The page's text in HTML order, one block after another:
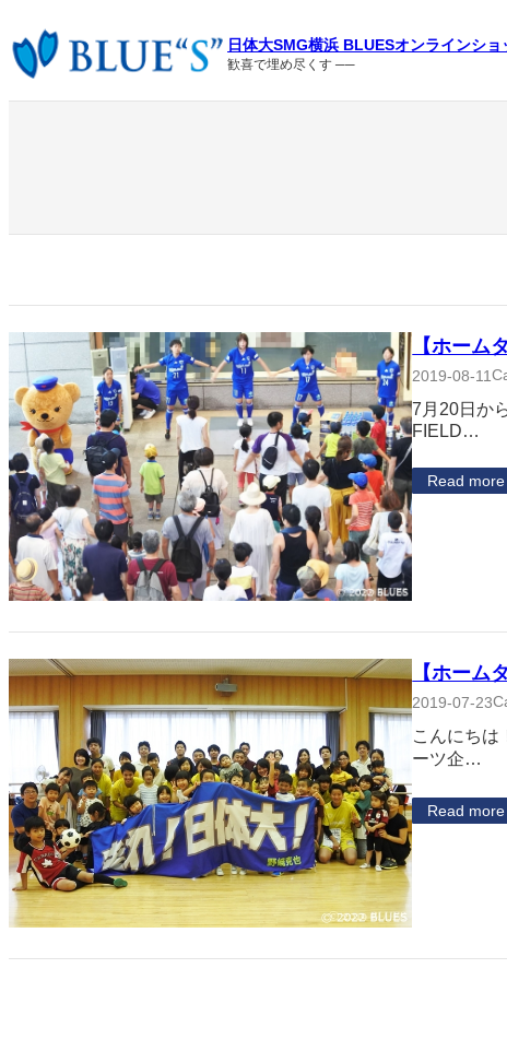
容
を
日体大SMG横浜 BLUESオンラインショ
歓喜で埋め尽くす ──
【ホーム
2019-08-11
7月20日か
FIELD…
Read more
【ホーム
2019-07-23
こんにちは
ーツ企…
Read more